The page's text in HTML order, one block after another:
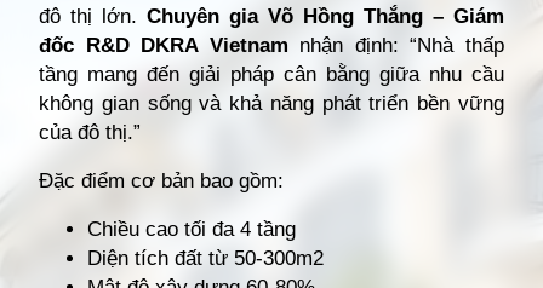
đô thị lớn. Chuyên gia Võ Hồng Thắng – Giám
đốc R&D DKRA Vietnam nhận định: “Nhà thấp
tầng mang đến giải pháp cân bằng giữa nhu cầu
không gian sống và khả năng phát triển bền vững
của đô thị.”
Đặc điểm cơ bản bao gồm:
Chiều cao tối đa 4 tầng
Diện tích đất từ 50-300m2